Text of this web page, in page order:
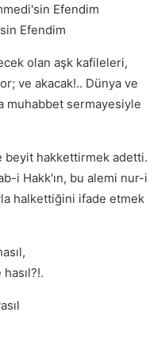
Efendim
Efendim
olan aşk kafileleri,
ve akacak!.. Dünya ve
muhabbet sermayesiyle
beyit hakkettirmek adetti.
i Hakk'ın, bu alemi nur-i
halkettiğini ifade etmek